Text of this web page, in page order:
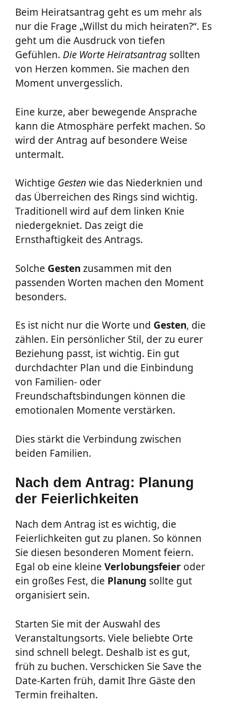
Beim Heiratsantrag geht es um mehr als
nur die Frage „Willst du mich heiraten?“. Es
geht um die Ausdruck von tiefen
Gefühlen. Die Worte Heiratsantrag sollten
von Herzen kommen. Sie machen den
Moment unvergesslich.
Eine kurze, aber bewegende Ansprache
kann die Atmosphäre perfekt machen. So
wird der Antrag auf besondere Weise
untermalt.
Wichtige Gesten wie das Niederknien und
das Überreichen des Rings sind wichtig.
Traditionell wird auf dem linken Knie
niedergekniet. Das zeigt die
Ernsthaftigkeit des Antrags.
Solche Gesten zusammen mit den
passenden Worten machen den Moment
besonders.
Es ist nicht nur die Worte und Gesten, die
zählen. Ein persönlicher Stil, der zu eurer
Beziehung passt, ist wichtig. Ein gut
durchdachter Plan und die Einbindung
von Familien- oder
Freundschaftsbindungen können die
emotionalen Momente verstärken.
Dies stärkt die Verbindung zwischen
beiden Familien.
Nach dem Antrag: Planung
der Feierlichkeiten
Nach dem Antrag ist es wichtig, die
Feierlichkeiten gut zu planen. So können
Sie diesen besonderen Moment feiern.
Egal ob eine kleine Verlobungsfeier oder
ein großes Fest, die Planung sollte gut
organisiert sein.
Starten Sie mit der Auswahl des
Veranstaltungsorts. Viele beliebte Orte
sind schnell belegt. Deshalb ist es gut,
früh zu buchen. Verschicken Sie Save the
Date-Karten früh, damit Ihre Gäste den
Termin freihalten.